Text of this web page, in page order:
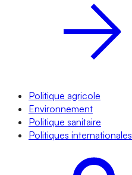
Politique agricole
Environnement
Politique sanitaire
Politiques internationales